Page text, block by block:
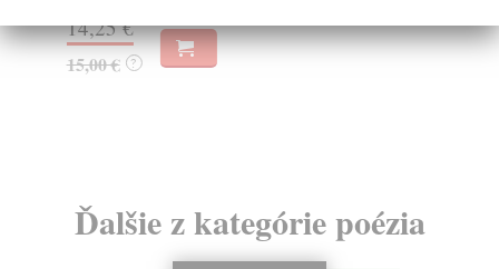
23,18 €
23,90 € ?
Ďalšie z kategórie poézia